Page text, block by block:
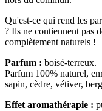
Qu'est-ce qui rend les
? Ils ne contiennent pas
complètement naturels !
Parfum : boisé-terreux.
Parfum 100% naturel,
sapin, cèdre, vétiver,
Effet aromathérapie :